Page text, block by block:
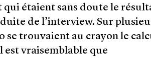
qui étaient sans doute le
de l’interview. Sur
se trouvaient au crayon le
vraisemblable que